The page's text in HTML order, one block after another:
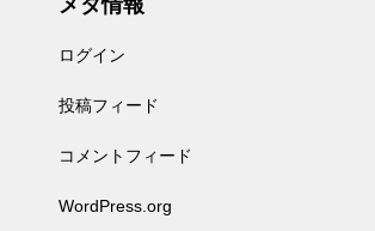
メタ情報
ログイン
投稿フィード
コメントフィード
WordPress.org